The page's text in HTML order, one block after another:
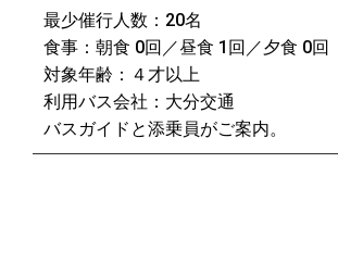
最少催行人数：20名
食事：朝食 0回／昼食 1回／夕食 0回
対象年齢：４才以上
利用バス会社：大分交通
バスガイドと添乗員がご案内。